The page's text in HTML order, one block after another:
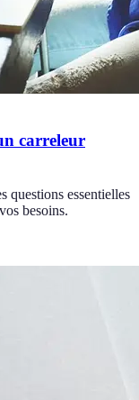
carreleur
questions essentielles
besoins.